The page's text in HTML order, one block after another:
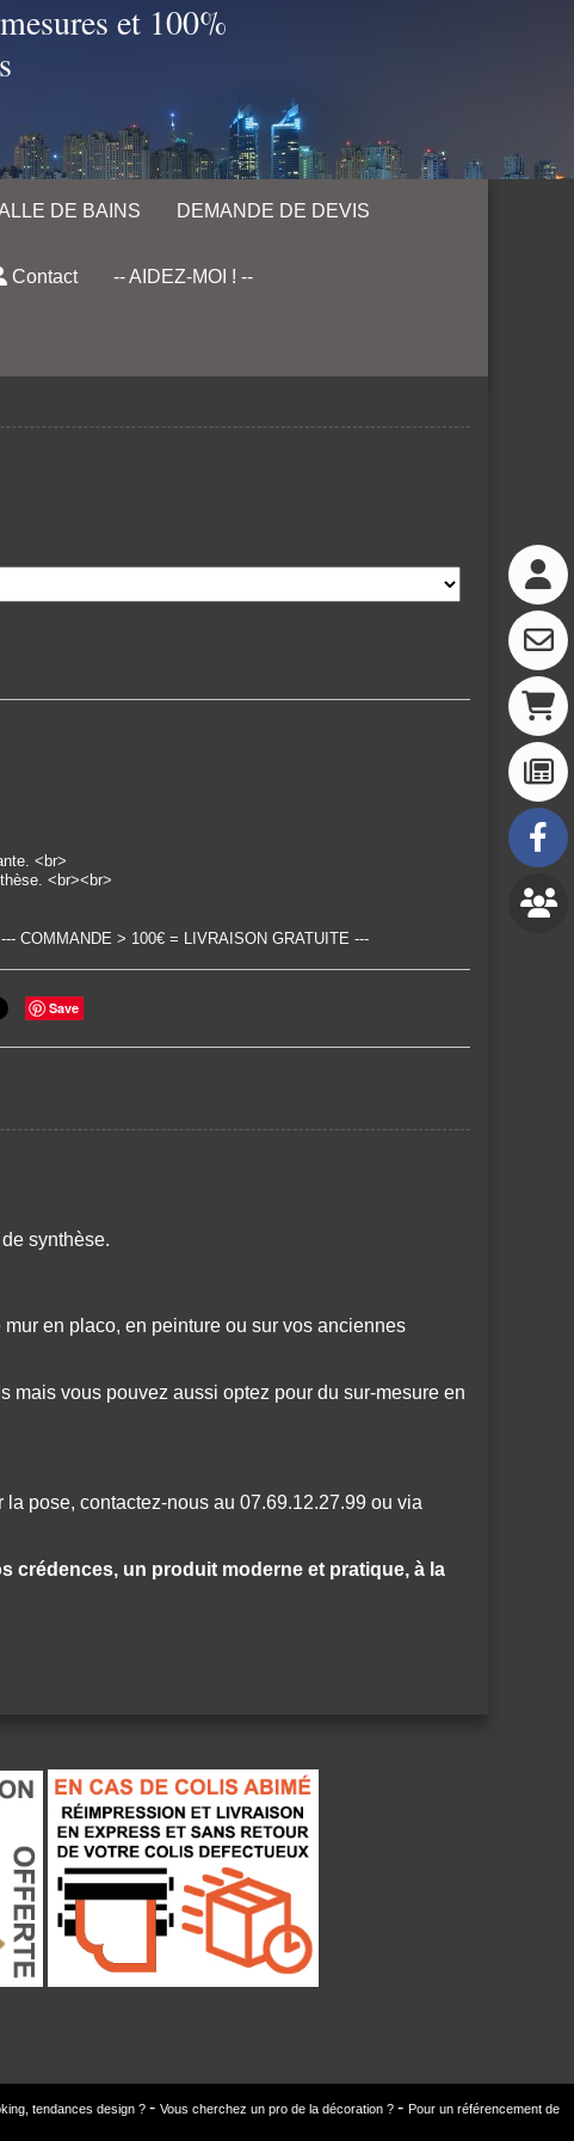
et 100%
DE BAINS DEMANDE DE DEVIS
Contact -- AIDEZ-MOI ! --
<br>
<br><br>
COMMANDE > 100€ = LIVRAISON GRATUITE ---
Save
de synthèse.
en placo, en peinture ou sur vos anciennes
vous pouvez aussi optez pour du sur-mesure en
pose, contactez-nous au 07.69.12.27.99 ou via
crédences, un produit moderne et pratique, à la
tendances design ? Vous cherchez un pro de la décoration ?
Pour un référencement de